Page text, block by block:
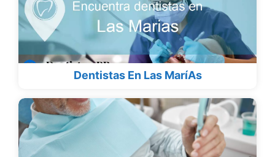
Dentistas En Las MaríAs